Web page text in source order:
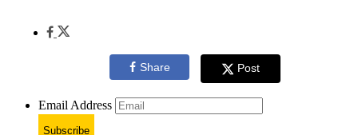
Share Post
Email Address
Subscribe